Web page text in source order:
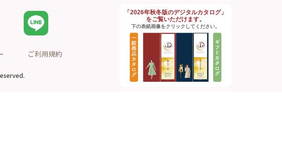
ご利用規約
「2026年秋冬版のデジタルカタログ」
をご覧いただけます。
下の表紙画像をクリックしてください。